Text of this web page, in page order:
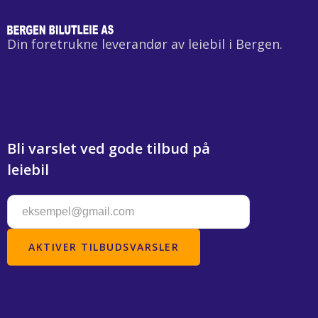
Din foretrukne leverandør av leiebil i Bergen.
Bli varslet ved gode tilbud på
leiebil